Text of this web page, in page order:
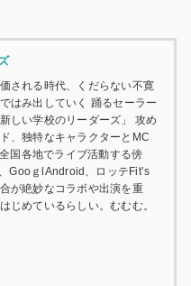
される時代、くだらない不寛
はみ出していく 踊るセーラー
しい学校のリーダーズ」 攻め
、独特なキャラクターとMC
国各地でライブ活動する傍
GooｇlAndroid、ロッテFit’s
が絶妙なコラボや出演を重
じめているらしい。むむむ。